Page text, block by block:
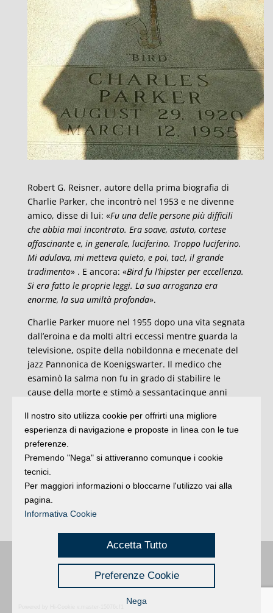
Robert G. Reisner, autore della prima biografia di
Charlie Parker, che incontrò nel 1953 e ne divenne
amico, disse di lui: «Fu una delle persone più difficili
che abbia mai incontrato. Era soave, astuto, cortese
affascinante e, in generale, luciferino. Troppo luciferino.
Mi adulava, mi metteva quieto, e poi, tac!, il grande
tradimento» . E ancora: «Bird fu l’hipster per eccellenza.
Si era fatto le proprie leggi. La sua arroganza era
enorme, la sua umiltà profonda».
Charlie Parker muore nel 1955 dopo una vita segnata
dall’eroina e da molti altri eccessi mentre guarda la
televisione, ospite della nobildonna e mecenate del
jazz Pannonica de Koenigswarter. Il medico che
esaminò la salma non fu in grado di stabilire le
cause della morte e stimò a sessantacinque anni
«Vivevo sempre in una specie di stato di panico, dovetti
dormire nei garage. Ero completamente disorientato. La
cosa peggiore era che nessuno comprendeva la mia
musica
Charlie Parker, Bird of Paradise
Mauro Bianchi
Buongiorno:Riminié una testata registrata presso il Tribunale di Rimini
registrazione n. 2 /28/02/2012| © 2024 buongiornoRimini
Privacy | Credits
Il nostro sito utilizza cookie per offrirti una migliore
esperienza di navigazione e proposte in linea con le tue
preferenze.
Premendo "Nega" si attiveranno comunque i cookie
tecnici.
Per maggiori informazioni o bloccarne l'utilizzo vai alla
pagina.
Informativa Cookie
Accetta Tutto
Preferenze Cookie
Nega